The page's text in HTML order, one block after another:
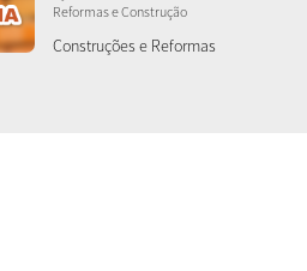
Reformas e Construção
Construções e Reformas